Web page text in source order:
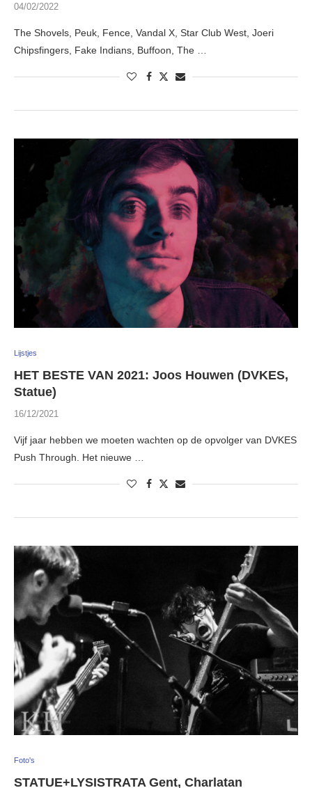
04/02/2022
The Shovels, Peuk, Fence, Vandal X, Star Club West, Joeri
Chipsfingers, Fake Indians, Buffoon, The …
Lijstjes
HET BESTE VAN 2021: Joos Houwen (DVKES,
Statue)
16/12/2021
Vijf jaar hebben we moeten wachten op de opvolger van DVKES
Push Through. Het nieuwe …
Foto's
STATUE+LYSISTRATA Gent, Charlatan